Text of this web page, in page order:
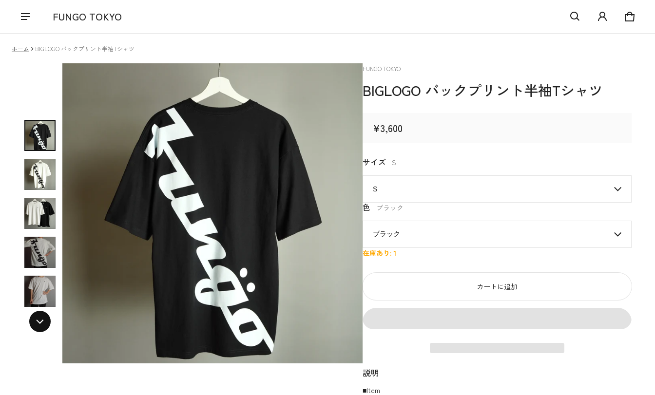
FUNGO TOKYO カート
0 アイ
ホーム BIGLOGO バックプリント半袖Tシャツ
ベンダー
FUNGO TOKYO
BIGLOGO バックプリント半袖Tシャツ
通常価格
¥3,600
サイズ S
色 ブラック
在庫あり: 1
カートに追加
説明
■Item